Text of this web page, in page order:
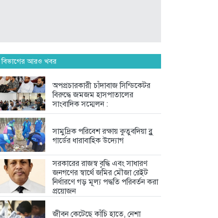
সরকারের রাজস্ব বৃদ্ধি এবং সাধারণ...
ফেসবুকে সমালোচনার ঝড়, দলীয়
কর্মীদের...
আরও খবর
অপপ্রচারকারী চাঁদাবাজ সিন্ডিকেটর
বিরুদ্ধে জমজম হাসপাতালের
সাংবাদিক সম্মেলন :
সামুদ্রিক পরিবেশ রক্ষায় কুতুবদিয়া ব্লু
গার্ডের ধারাবাহিক উদ্যোগ
সরকারের রাজস্ব বৃদ্ধি এবং সাধারণ
জনগণের স্বার্থে জমির মৌজা রেইট
নির্ধারণে গড় মূল্য পদ্ধতি পরিবর্তন করা
প্রয়োজন
জীবন কেটেছে কাঁচি হাতে, নেশা